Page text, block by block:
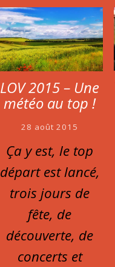
LOV 2015 – Une
météo au top !
28 août 2015
Ça y est, le top
départ est lancé,
trois jours de
fête, de
découverte, de
concerts et